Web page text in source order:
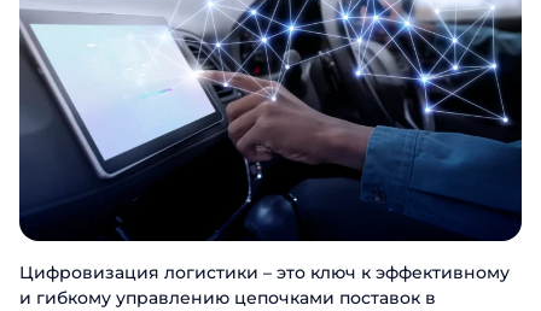
Цифровизация логистики – это ключ к эффективному
и гибкому управлению цепочками поставок в